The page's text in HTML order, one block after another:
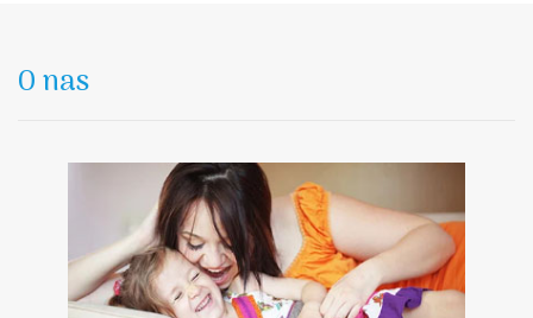
O nas